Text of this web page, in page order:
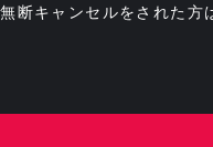
断キャンセルをされた方